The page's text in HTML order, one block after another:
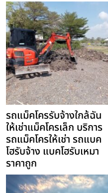
รถแม็คโครรับจ้างใกล้ฉัน
ให้เช่าแม็คโครเล็ก บริการ
รถแม็คโครให้เช่า รถแบค
โฮรับจ้าง แบคโฮรับเหมา
ราคาถูก